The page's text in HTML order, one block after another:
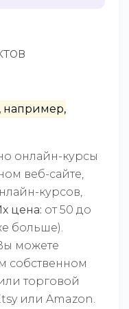
например,
онлайн-курсы
веб-сайте,
курсов,
цена: от 50 до
больше).
можете
собственном
торговой
или Amazon.